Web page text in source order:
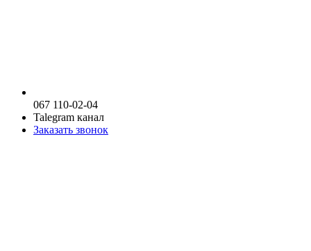
067 110-02-04
Talegram канал
Заказать звонок